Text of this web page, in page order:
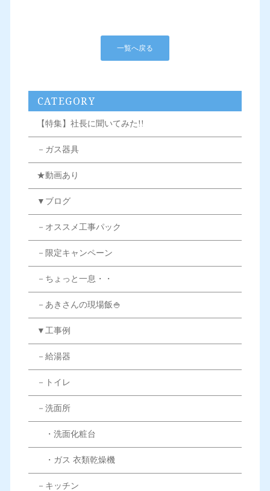
一覧へ戻る
CATEGORY
【特集】社長に聞いてみた!!
－ガス器具
★動画あり
▼ブログ
－オススメ工事パック
－限定キャンペーン
－ちょっと一息・・
－あきさんの現場飯🍚
▼工事例
－給湯器
－トイレ
－洗面所
・洗面化粧台
・ガス 衣類乾燥機
－キッチン